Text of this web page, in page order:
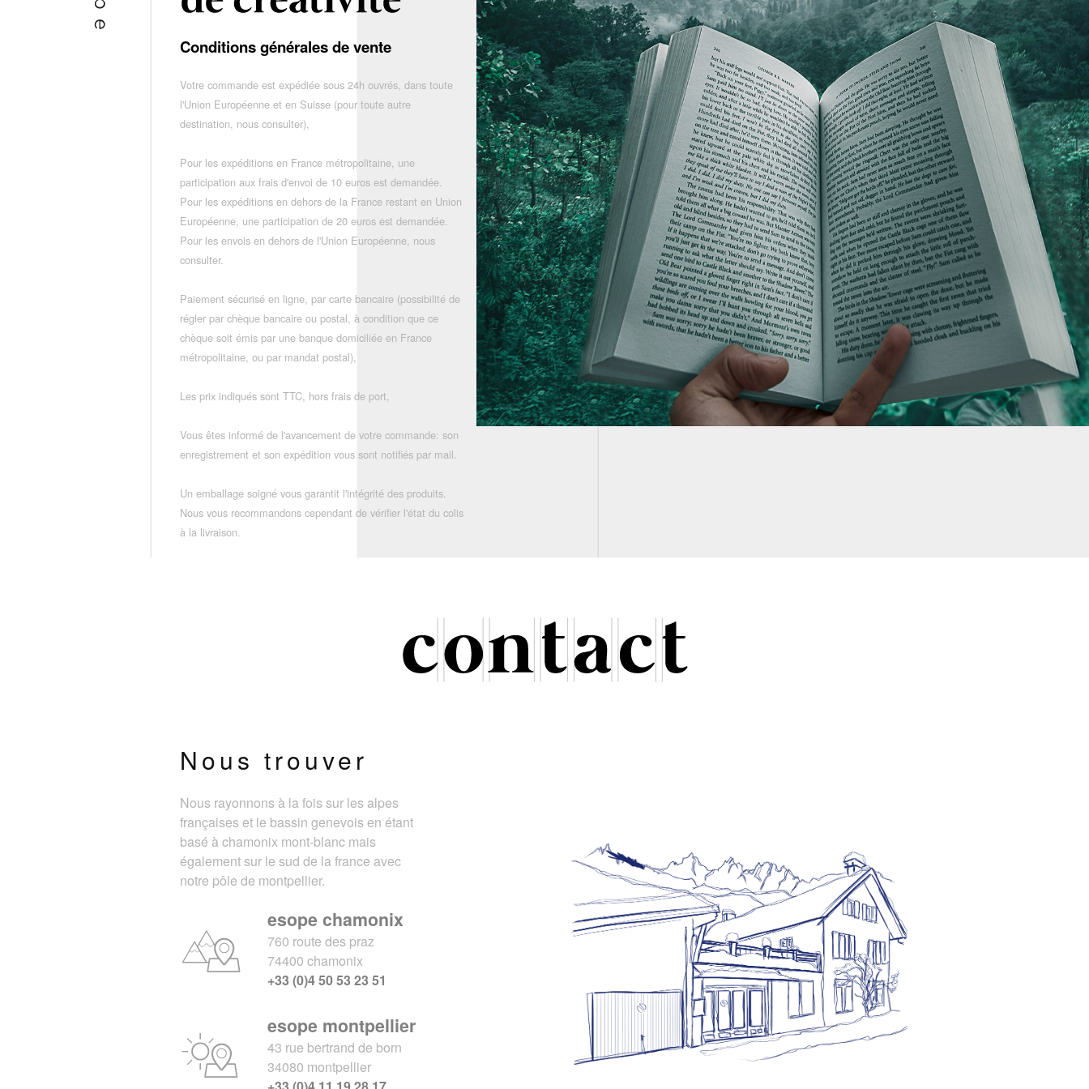
Conditions générales de vente
Votre commande est expédiée sous 24h ouvrés, dans toute
l'Union Européenne et en Suisse (pour toute autre
destination, nous consulter),
Pour les expéditions en France métropolitaine, une
participation aux frais d'envoi de 10 euros est demandée.
Pour les expéditions en dehors de la France restant en Union
Européenne, une participation de 20 euros est demandée.
Pour les envois en dehors de l'Union Européenne, nous
consulter.
Paiement sécurisé en ligne, par carte bancaire (possibilité de
régler par chèque bancaire ou postal, à condition que ce
chèque soit émis par une banque domiciliée en France
métropolitaine, ou par mandat postal),
Les prix indiqués sont TTC, hors frais de port,
Vous êtes informé de l'avancement de votre commande: son
enregistrement et son expédition vous sont notifiés par mail.
Un emballage soigné vous garantit l'intégrité des produits.
Nous vous recommandons cependant de vérifier l'état du colis
à la livraison.
Nous trouver
Nous rayonnons à la fois sur les alpes
françaises et le bassin genevois en étant
basé à chamonix mont-blanc mais
également sur le sud de la france avec
notre pôle de montpellier.
esope chamonix
760 route des praz
74400 chamonix
+33 (0)4 50 53 23 51
esope montpellier
43 rue bertrand de born
34080 montpellier